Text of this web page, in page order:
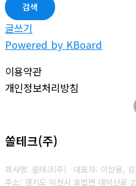
검색
글쓰기
Powered by KBoard
이용약관
개인정보처리방침
쏠테크(주)
회사명: 쏠테크(주) 대표자: 이상용,
주소: 경기도 이천시 호법면 대덕산로